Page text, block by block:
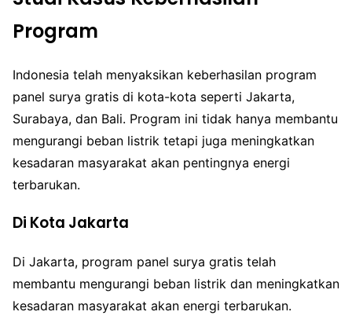
Program
Indonesia telah menyaksikan keberhasilan program
panel surya gratis di kota-kota seperti Jakarta,
Surabaya, dan Bali. Program ini tidak hanya membantu
mengurangi beban listrik tetapi juga meningkatkan
kesadaran masyarakat akan pentingnya energi
terbarukan.
Di Kota Jakarta
Di Jakarta, program panel surya gratis telah
membantu mengurangi beban listrik dan meningkatkan
kesadaran masyarakat akan energi terbarukan.